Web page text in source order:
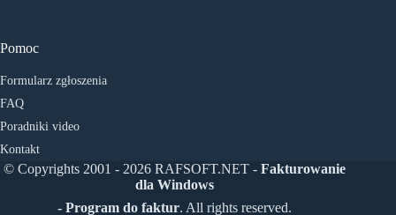
Pomoc
Formularz zgłoszenia
FAQ
Poradniki video
Kontakt
© Copyrights 2001 - 2026 RAFSOFT.NET - Fakturowanie
dla Windows
- Program do faktur. All rights reserved.